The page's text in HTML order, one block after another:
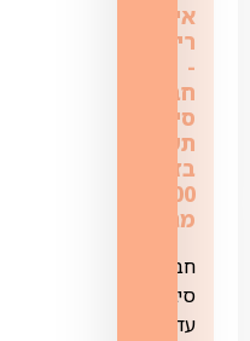
אינטרנט
רימון
‏-
‏‏חבילת
סיבים
תשתית
בזק
500
מגה
חבילת
סיבים
עד